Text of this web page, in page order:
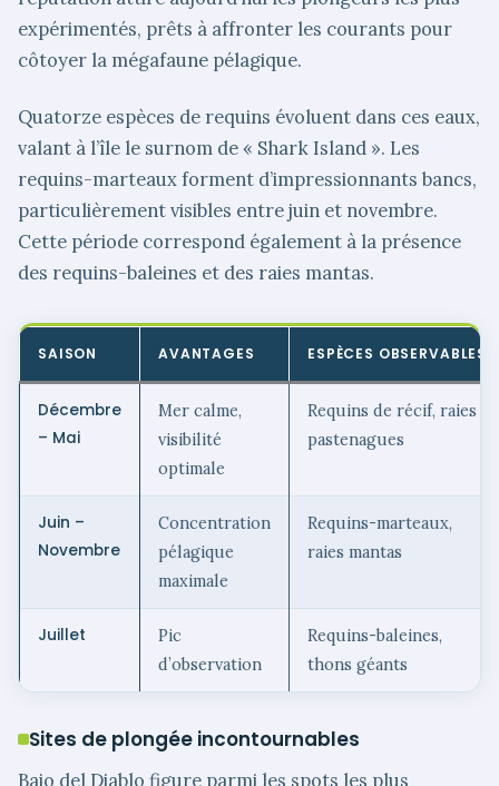
expérimentés, prêts à affronter les courants pour
côtoyer la mégafaune pélagique.
Quatorze espèces de requins évoluent dans ces eaux,
valant à l’île le surnom de « Shark Island ». Les
requins-marteaux forment d’impressionnants bancs,
particulièrement visibles entre juin et novembre.
Cette période correspond également à la présence
des requins-baleines et des raies mantas.
SAISON AVANTAGES ESPÈCES OBSERVABLES
Décembre
– Mai
Mer calme,
visibilité
optimale
Requins de récif, raies
pastenagues
Juin –
Novembre
Concentration
pélagique
maximale
Requins-marteaux,
raies mantas
Juillet
Pic
d’observation
Requins-baleines,
thons géants
Sites de plongée incontournables
Bajo del Diablo figure parmi les spots les plus